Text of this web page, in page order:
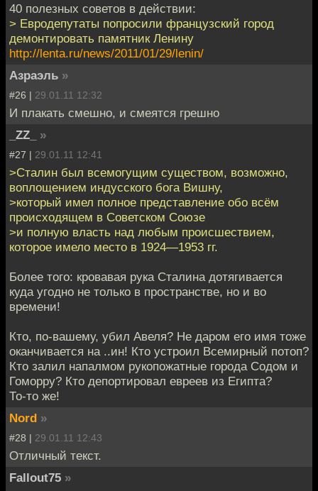
40 полезных советов в действии:
> Евродепутаты попросили французский город
демонтировать памятник Ленину
http://lenta.ru/news/2011/01/29/lenin/
Азраэль »
#26 | 29.01.11 12:32
И плакать смешно, и смеятся грешно
_ZZ_
»
#27 | 29.01.11 12:41
>Сталин был всемогущим существом, возможно,
воплощением индусского бога Вишну,
>который имел полное представление обо всём
происходящем в Советском Союзе
>и полную власть над любым происшествием,
которое имело место в 1924—1953 гг.
Более того: кровавая рука Сталина дотягивается
куда угодно не только в пространстве, но и во
времени!
Кто, по-вашему, убил Авеля? Не даром его имя тоже
оканчивается на ..ин! Кто устроил Всемирный потоп?
Кто залил напалмом рукопожатные города Содом и
Гоморру? Кто депортировал евреев из Египта?
То-то же!
Nord »
#28 | 29.01.11 12:43
Отличный текст.
Fallout75 »